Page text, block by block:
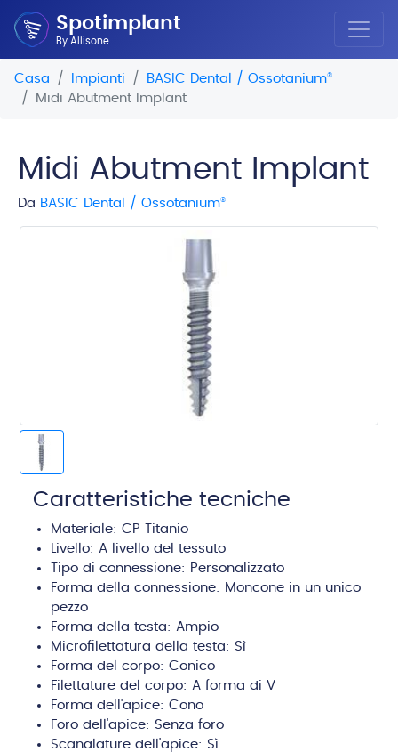
Spotimplant
By Allisone
Casa Impianti BASIC Dental / Ossotanium®
Midi Abutment Implant
Midi Abutment Implant
Da BASIC Dental / Ossotanium®
Caratteristiche tecniche
Materiale: CP Titanio
Livello: A livello del tessuto
Tipo di connessione: Personalizzato
Forma della connessione: Moncone in un unico
pezzo
Forma della testa: Ampio
Microfilettatura della testa: Sì
Forma del corpo: Conico
Filettature del corpo: A forma di V
Forma dell'apice: Cono
Foro dell'apice: Senza foro
Scanalature dell'apice: Sì